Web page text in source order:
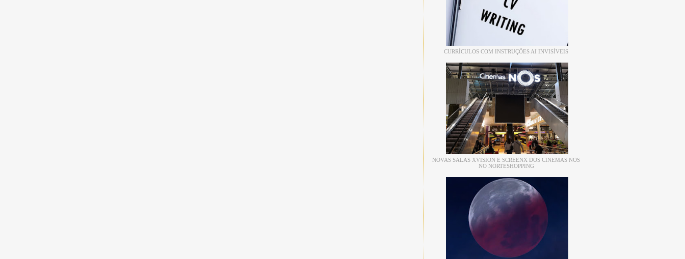
CURRÍCULOS COM INSTRUÇÕES AI INVISÍVEIS
NOVAS SALAS XVISION E SCREENX DOS CINEMAS NOS
NO NORTESHOPPING